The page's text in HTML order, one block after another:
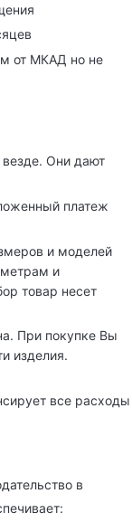
от МКАД но не
Они дают
платеж
и моделей
и
товар несет
При покупке Вы
изделия.
все расходы
в